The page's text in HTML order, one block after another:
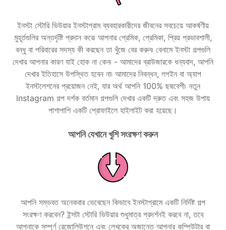
ইনস্টা স্টোরি ভিউয়ার ইনস্টাগ্রাম ব্যবহারকারীদের জীবনের সবচেয়ে আকর্ষণীয়
মুহূর্তগুলির অন্তর্দৃষ্টি প্রদান করে৷ আপনার প্রেমিক, প্রেমিকা, প্রিয় প্রভাবশালী,
বন্ধু বা পরিবারের সদস্য কী করছেন তা খুঁজে বের করুন৷ বেনামে ইনস্টা গল্পগুলি
দেখার আপনার কারণ যাই হোক না কেন৷ - আমাদের ব্রাউজারকে ধন্যবাদ, আপনি
দেখার ইতিহাসে উপস্থিত হবেন না৷ আমাদের নিবন্ধন, লগইন বা অ্যাপ
ইনস্টলেশনের প্রয়োজন নেই, যার অর্থ আপনি 100% ছদ্মবেশী৷ নতুন
Instagram গল্প দর্শক বর্তমান গল্পগুলি দেখার একটি দ্রুত এবং সহজ উপায়
পাশাপাশি একটি প্রোফাইলে হাইলাইট করা হয়েছে।
আপনি যেখানে খুশি সংরক্ষণ করুন
আপনি সম্ভবত অনেকবার ভেবেছেন কিভাবে ইনস্টাগ্রামে একটি নির্দিষ্ট গল্প
সংরক্ষণ করবেন? ইন্সটা স্টোরি ভিউয়ার শুধুমাত্র প্রদর্শনই করবে না, তবে
আপনাকে সম্পূর্ণ রেজোলিউশনে এবং লেখকের অজান্তে আপনার কম্পিউটার বা